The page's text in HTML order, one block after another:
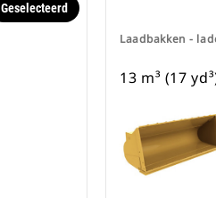
Geselecteerd
Laadbakken -
13 m³ (17